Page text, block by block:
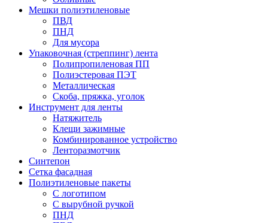
Мешки полиэтиленовые
ПВД
ПНД
Для мусора
Упаковочная (стреппинг) лента
Полипропиленовая ПП
Полиэстеровая ПЭТ
Металлическая
Скоба, пряжка, уголок
Инструмент для ленты
Натяжитель
Клещи зажимные
Комбинированное устройство
Ленторазмотчик
Синтепон
Сетка фасадная
Полиэтиленовые пакеты
С логотипом
С вырубной ручкой
ПНД